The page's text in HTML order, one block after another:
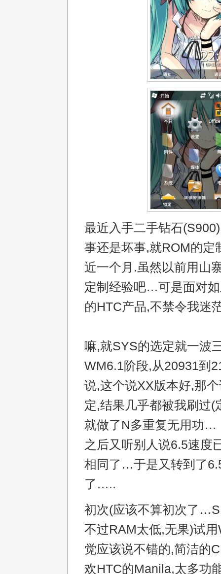
最近入手二手钻石
事还是坏事,就ROM的定
近一个月.虽然以前用山
定制经验吧…可是面对
的HTC产品,不禁令我
嘛,就SYS的选定就一波
WM6.1阶段,从20931到
说,这个说XX版本好,那
定,结果几乎都被我刷过(
就做了N多重复无用功…
之后又听别人说6.5速度
相同了…于是又转到了
了…..
初次(应该不算初次了
不过RAM太低,无果)试
觉应该说不错的,简洁的
欢HTC的Manila,太多功